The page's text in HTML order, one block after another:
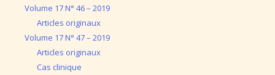
Volume 17 N° 46 – 2019
Articles originaux
Volume 17 N° 47 – 2019
Articles originaux
Cas clinique